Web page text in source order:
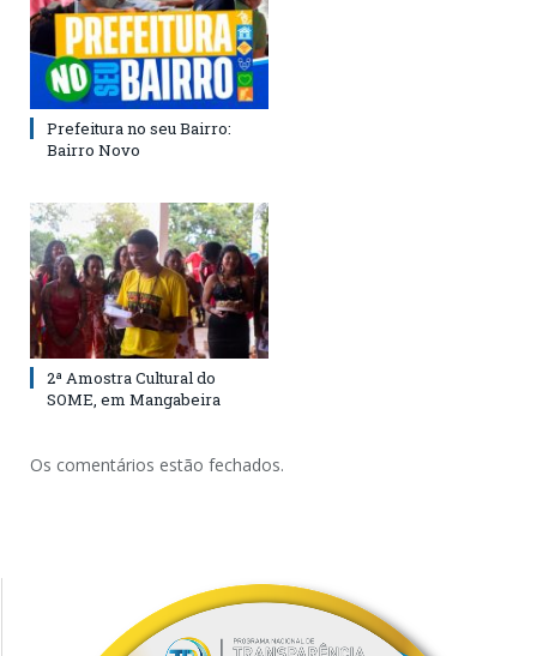
Prefeitura no seu Bairro:
Bairro Novo
2ª Amostra Cultural do
SOME, em Mangabeira
Os comentários estão fechados.